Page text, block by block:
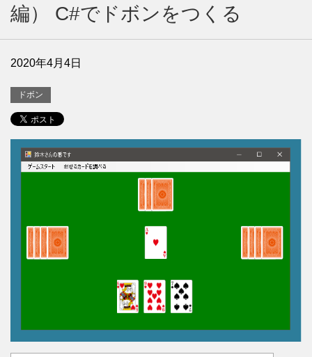
編） C#でドボンをつくる
2020年4月4日
ドボン